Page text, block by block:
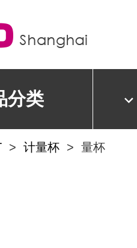
类
> 计量杯 > 量杯